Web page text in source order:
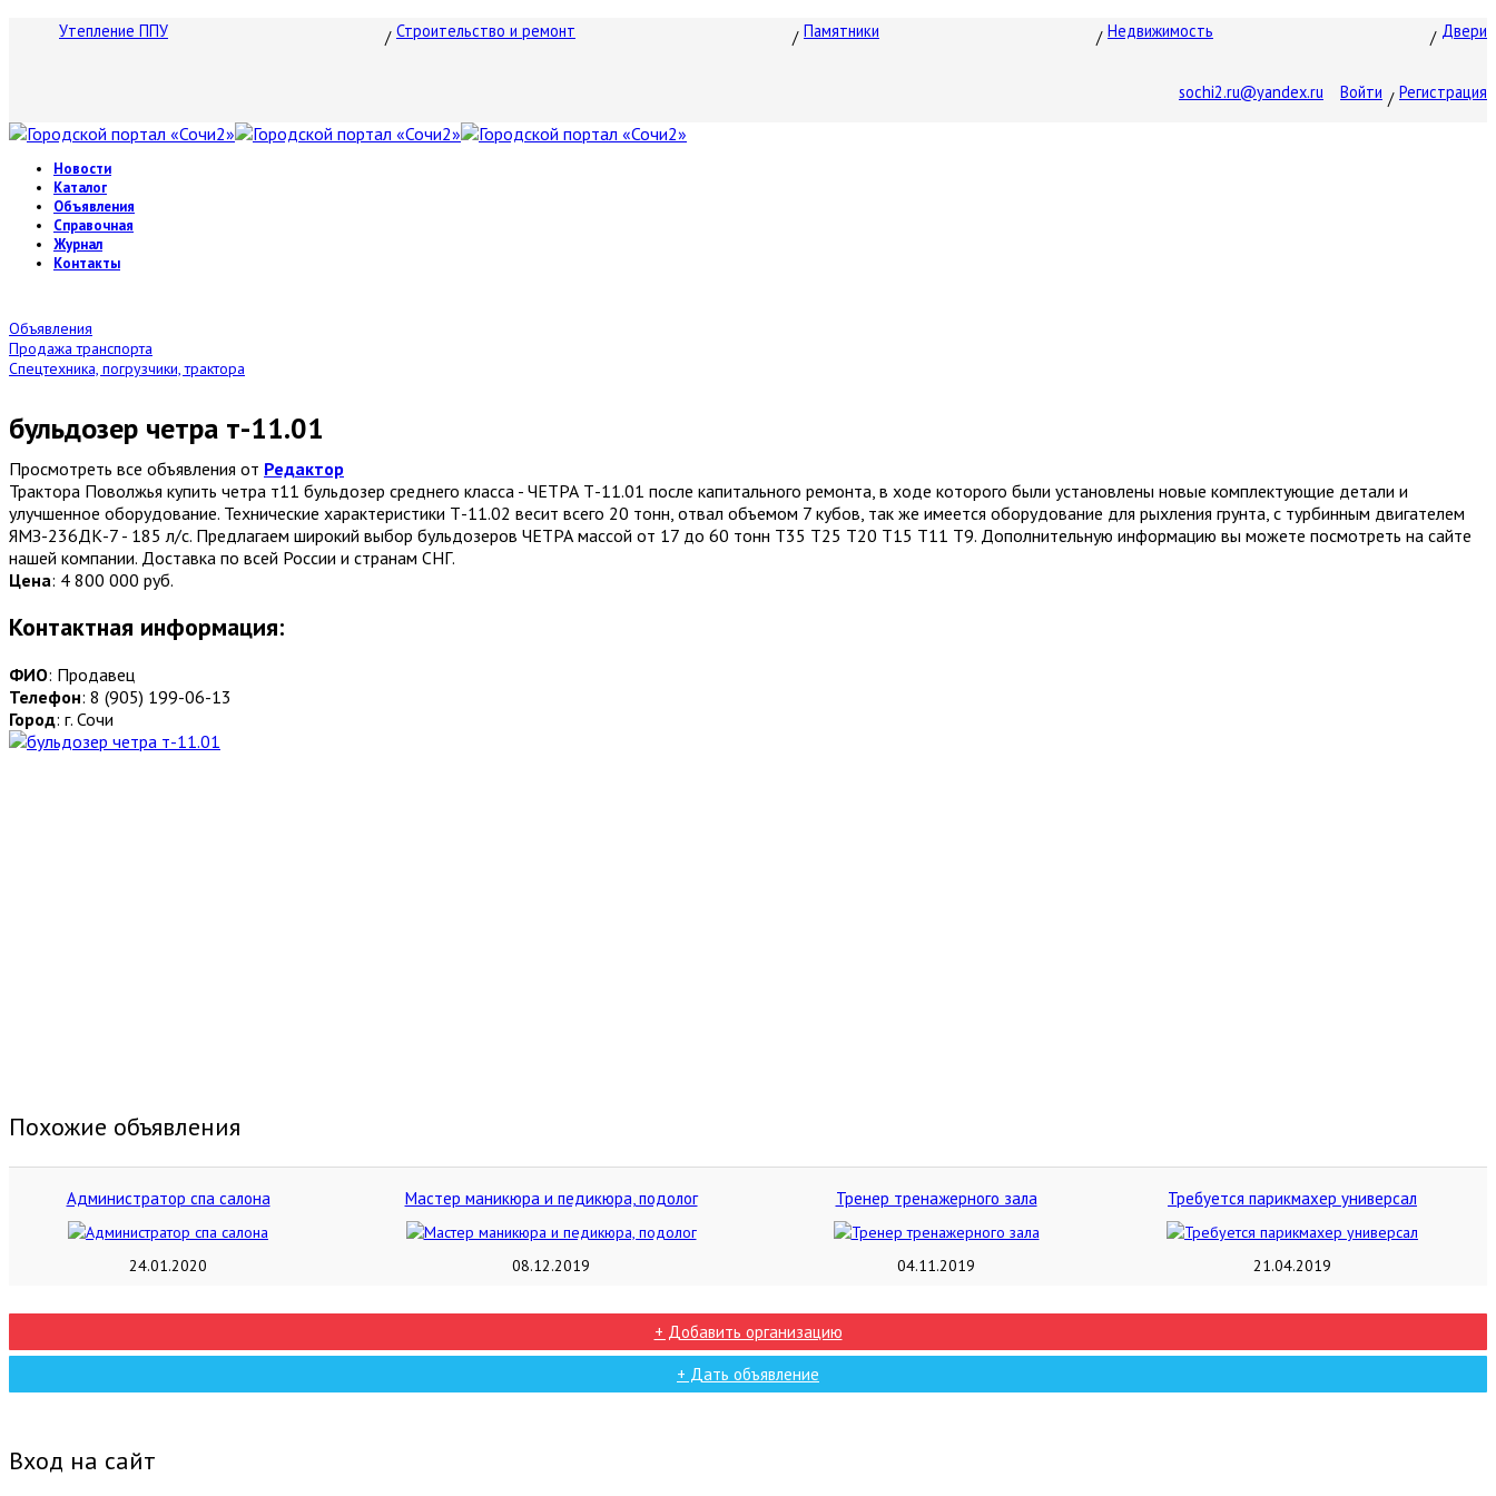
Утепление ППУ Строительство и ремонт Памятники Недвижимость Двери
sochi2.ru@yandex.ru Войти Регистрация
Новости
Каталог
Объявления
Справочная
Журнал
Контакты
Объявления
Продажа транспорта
Спецтехника, погрузчики, трактора
бульдозер четра т-11.01
Просмотреть все объявления от Редактор
Трактора Поволжья купить четра т11 бульдозер среднего класса - ЧЕТРА Т-11.01 после капитального ремонта, в ходе которого были установлены новые комплектующие детали и
улучшенное оборудование. Технические характеристики Т-11.02 весит всего 20 тонн, отвал объемом 7 кубов, так же имеется оборудование для рыхления грунта, с турбинным двигателем
ЯМЗ-236ДК-7 - 185 л/с. Предлагаем широкий выбор бульдозеров ЧЕТРА массой от 17 до 60 тонн Т35 Т25 Т20 Т15 Т11 Т9. Дополнительную информацию вы можете посмотреть на сайте
нашей компании. Доставка по всей России и странам СНГ.
Цена: 4 800 000 руб.
Контактная информация:
ФИО: Продавец
Телефон: 8 (905) 199-06-13
Город: г. Сочи
Похожие объявления
Администратор спа салона
24.01.2020
Мастер маникюра и педикюра, подолог
08.12.2019
Тренер тренажерного зала
04.11.2019
Требуется парикмахер универсал
21.04.2019
+ Добавить организацию
+ Дать объявление
Вход на сайт